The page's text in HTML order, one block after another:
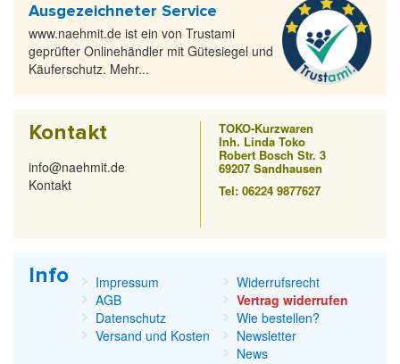
Ausgezeichneter Service
www.naehmit.de ist ein von Trustami
geprüfter Onlinehändler mit Gütesiegel und
Käuferschutz. Mehr...
Kontakt
info@naehmit.de
Kontakt
TOKO-Kurzwaren
Inh. Linda Toko
Robert Bosch Str. 3
69207 Sandhausen
Tel: 06224 9877627
Info
Impressum
AGB
Datenschutz
Versand und Kosten
Widerrufsrecht
Vertrag widerrufen
Wie bestellen?
Newsletter
News